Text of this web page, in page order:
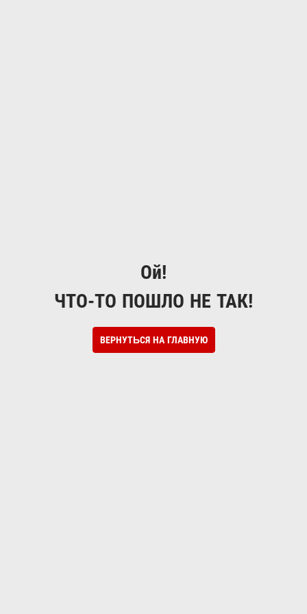
Ой!
ЧТО-ТО ПОШЛО НЕ ТАК!
ВЕРНУТЬСЯ НА ГЛАВНУЮ